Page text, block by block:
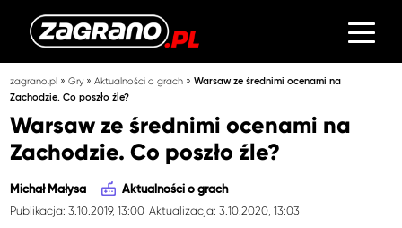
zagrano.pl »Gry»Aktualności o grach »Warsaw ze średnimi ocenami na
Zachodzie. Co poszło źle?
Warsaw ze średnimi ocenami na
Zachodzie. Co poszło źle?
Michał Małysa Aktualności o grach
Publikacja: 3.10.2019, 13:00 Aktualizacja: 3.10.2020, 13:03